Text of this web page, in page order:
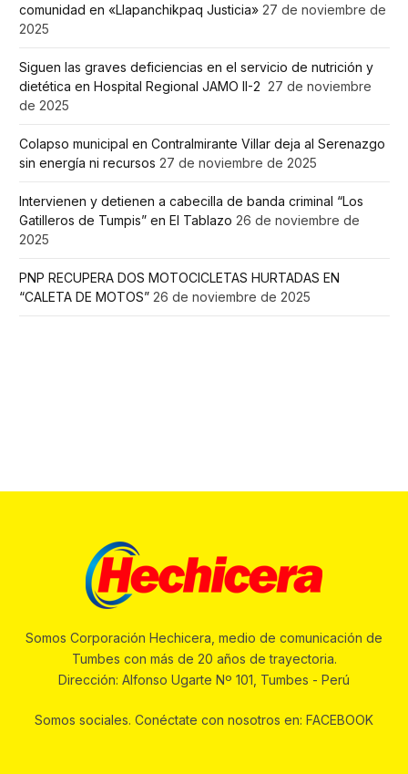
comunidad en «Llapanchikpaq Justicia» 27 de noviembre de
2025
Siguen las graves deficiencias en el servicio de nutrición y
dietética en Hospital Regional JAMO II-2 27 de noviembre
de 2025
Colapso municipal en Contralmirante Villar deja al Serenazgo
sin energía ni recursos 27 de noviembre de 2025
Intervienen y detienen a cabecilla de banda criminal “Los
Gatilleros de Tumpis” en El Tablazo 26 de noviembre de
2025
PNP RECUPERA DOS MOTOCICLETAS HURTADAS EN
“CALETA DE MOTOS” 26 de noviembre de 2025
Somos Corporación Hechicera, medio de comunicación de
Tumbes con más de 20 años de trayectoria.
Dirección: Alfonso Ugarte Nº 101, Tumbes - Perú
Somos sociales. Conéctate con nosotros en: FACEBOOK